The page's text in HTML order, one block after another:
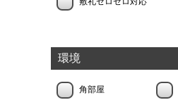
環境
角部屋